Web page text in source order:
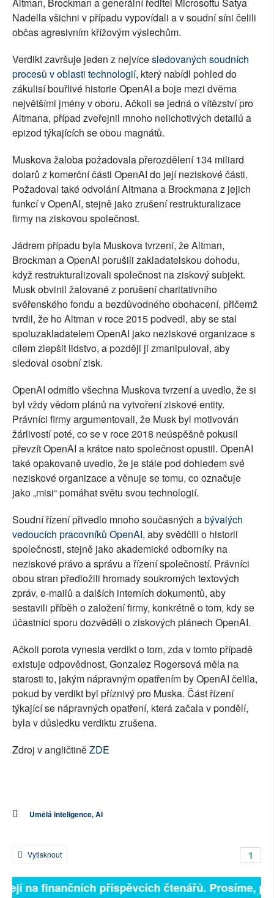
Altman, Brockman a generální ředitel Microsoftu Satya
Nadella všichni v případu vypovídali a v soudní síni čelili
občas agresivním křížovým výslechům.
Verdikt završuje jeden z nejvícesledovaných soudních
procesů v oblasti technologií, který nabídl pohled do
zákulisí bouřlivé historie OpenAI a boje mezi dvěma
největšími jmény v oboru. Ačkoli se jedná o vítězství pro
Altmana, případ zveřejnil mnoho nelichotivých detailů a
epizod týkajících se obou magnátů.
Muskova žaloba požadovala přerozdělení 134 miliard
dolarů z komerční části OpenAI do její neziskové části.
Požadoval také odvolání Altmana a Brockmana z jejich
funkcí v OpenAI, stejně jako zrušení restrukturalizace
firmy na ziskovou společnost.
Jádrem případu byla Muskova tvrzení, že Altman,
Brockman a OpenAI porušili zakladatelskou dohodu,
když restrukturalizovali společnost na ziskový subjekt.
Musk obvinil žalované z porušení charitativního
svěřenského fondu a bezdůvodného obohacení, přičemž
tvrdil, že ho Altman v roce 2015 podvedl, aby se stal
spoluzakladatelem OpenAI jako neziskové organizace s
cílem zlepšit lidstvo, a později ji zmanipuloval, aby
sledoval osobní zisk.
OpenAI odmítlo všechna Muskova tvrzení a uvedlo, že si
byl vždy vědom plánů na vytvoření ziskové entity.
Právníci firmy argumentovali, že Musk byl motivován
žárlivostí poté, co se v roce 2018 neúspěšně pokusil
převzít OpenAI a krátce nato společnost opustil. OpenAI
také opakovaně uvedlo, že je stále pod dohledem své
neziskové organizace a věnuje se tomu, co označuje
jako „misi“ pomáhat světu svou technologií.
Soudní řízení přivedlo mnoho současných abývalých
vedoucích pracovníků OpenAI, aby svědčili o historii
společnosti, stejně jako akademické odborníky na
neziskové právo a správu a řízení společností. Právníci
obou stran předložili hromady soukromých textových
zpráv, e-mailů a dalších interních dokumentů, aby
sestavili příběh o založení firmy, konkrétně o tom, kdy se
účastníci sporu dozvěděli o ziskových plánech OpenAI.
Ačkoli porota vynesla verdikt o tom, zda v tomto případě
existuje odpovědnost, Gonzalez Rogersová měla na
starosti to, jakým nápravným opatřením by OpenAI čelila,
pokud by verdikt byl příznivý pro Muska. Část řízení
týkající se nápravných opatření, která začala v pondělí,
byla v důsledku verdiktu zrušena.
Zdroj v angličtiněZDE
Umělá inteligence, AI
1
Vytisknout
na finančních příspěvcích čtenářů. Prosíme,